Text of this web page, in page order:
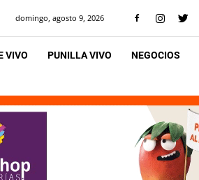
domingo, agosto 9, 2026
VIVO PUNILLA VIVO NEGOCIOS